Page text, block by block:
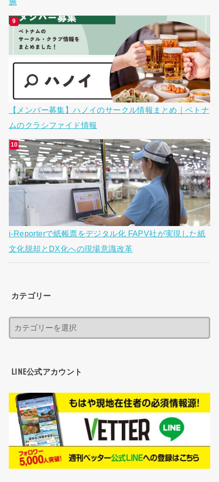
【メンバー募集】ハノイのサークル情報まとめ｜ベトナ
ムのクラシファイド情報
i-Reporterで紙帳票をデジタル化 FAPV社が実現した紙
文化脱却とDX化への現場意識改革
カテゴリー
LINE公式アカウント